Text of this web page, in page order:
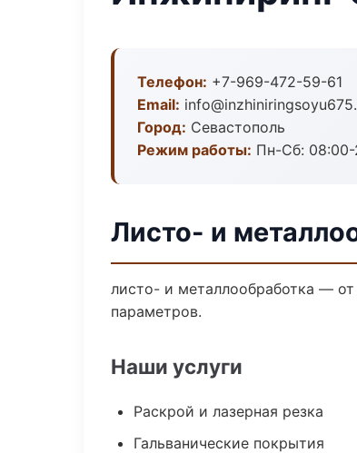
Телефон: +7-969-472-59-61
Email:
Город: Севастополь
Режим работы: Пн-Сб: 08:00-
Листо- и
листо- и металлообработка —
параметров.
Наши услуги
Раскрой и лазерная резка
Гальванические покрытия